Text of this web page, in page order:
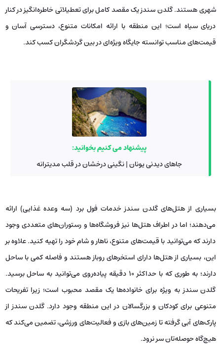
شهری هستند. گلدن سندز یک مقصد کامل برای تعطیلاتی خاطره‌انگیز در کنار
دریای سیاه است؛ این منطقه با ارائه امکانات متنوع، دسترسی آسان و
قیمت‌های مناسب توانسته جایگاه ویژه‌ای در بین گردشگران کسب کند.
پیشنهاد می کنیم بخوانید:
جاهای دیدنی یونان | نگینی درخشان در قلب مدیترانه
بسیاری از هتل‌های گلدن سندز خدمات فول برد (سه وعده غذایی) ارائه
می‌دهند؛ اما در اطراف هتل‌ها نیز فروشگاه‌ها و رستوران‌های متعددی وجود
دارند که می‌توانید با قیمت‌های متنوع، ناهار و شام خود را تهیه کنید. علاوه بر
این، بسیاری از هتل‌ها دارای استخرهای روباز هستند و فاصله کمی با ساحل
دارند؛ به طوری که با حداکثر ۱۰ دقیقه پیاده‌روی می‌توانید به ساحل برسید.
گلدن سندز به ویژه برای خانواده‌ها یک مقصد محبوب است؛ زیرا تفریحات
متنوعی برای کودکان و بزرگسالان در این منطقه وجود دارد. گلدن سندز از
پارک‌های آبی گرفته تا زمین‌های بازی و فعالیت‌های ورزشی، تضمین می‌کند که
هیچ‌گاه حوصله‌تان سر نرود.